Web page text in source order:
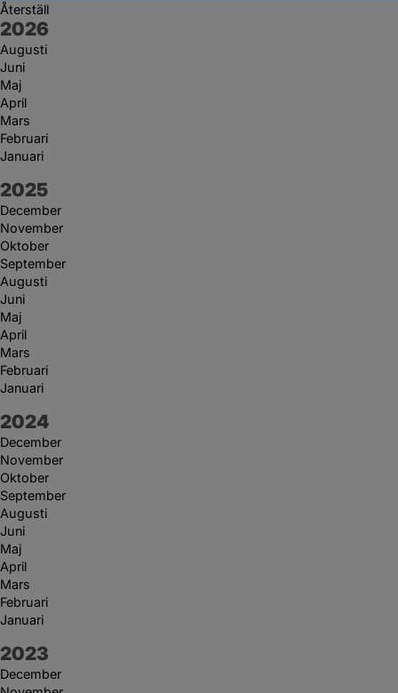
Återställ
År:
2026
Augusti
Juni
Maj
April
Mars
Februari
Januari
År:
2025
December
November
Oktober
September
Augusti
Juni
Maj
April
Mars
Februari
Januari
År:
2024
December
November
Oktober
September
Augusti
Juni
Maj
April
Mars
Februari
Januari
År:
2023
December